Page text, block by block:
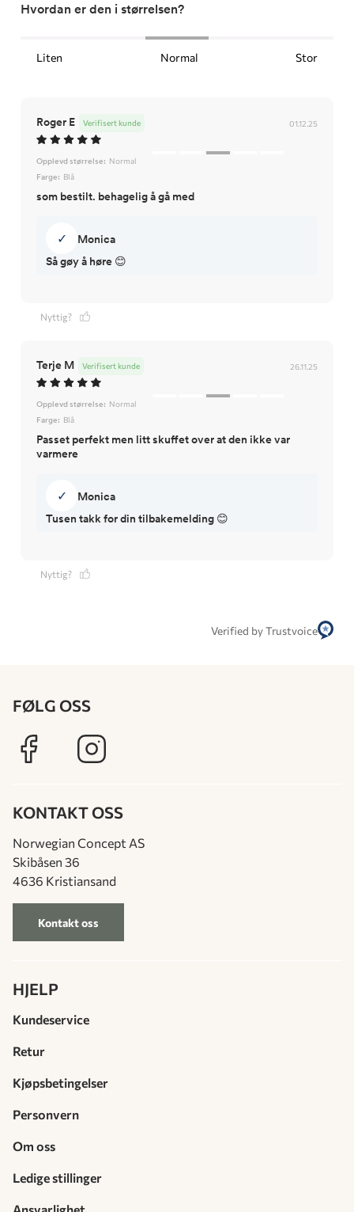
Hvordan er den i størrelsen?
Liten Normal Stor
Roger E 01.12.25
Verifisert kunde
Opplevd størrelse: Normal
Farge: Blå
som bestilt. behagelig å gå med
✓
Monica
Så gøy å høre 😊
Nyttig?
Terje M 26.11.25
Verifisert kunde
Opplevd størrelse: Normal
Farge: Blå
Passet perfekt men litt skuffet over at den ikke var
varmere
✓
Monica
Tusen takk for din tilbakemelding 😊
Nyttig?
Verified by Trustvoice
FØLG OSS
KONTAKT OSS
Norwegian Concept AS
Skibåsen 36
4636 Kristiansand
Kontakt oss
HJELP
Kundeservice
Retur
Kjøpsbetingelser
Personvern
Om oss
Ledige stillinger